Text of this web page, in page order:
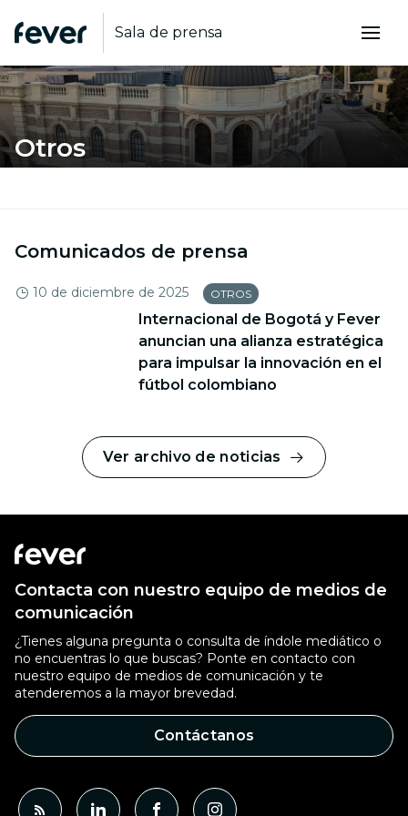
Sala de prensa
Otros
Comunicados de prensa
10 de diciembre de 2025 OTROS
Internacional de Bogotá y Fever
anuncian una alianza estratégica
para impulsar la innovación en el
fútbol colombiano
Ver archivo de noticias
Contacta con nuestro equipo de medios de
comunicación
¿Tienes alguna pregunta o consulta de índole mediático o
no encuentras lo que buscas? Ponte en contacto con
nuestro equipo de medios de comunicación y te
atenderemos a la mayor brevedad.
Contáctanos